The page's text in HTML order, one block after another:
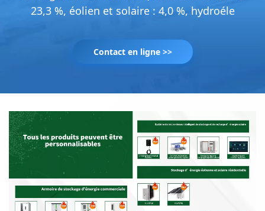
23,3 %, éolien et solaire : 4,0 %, hydroéle
Contact en ligne >>